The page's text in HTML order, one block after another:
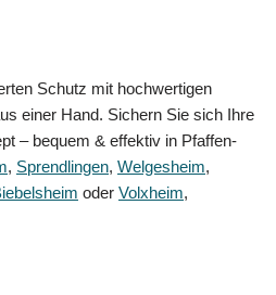
Schutz mit hochwertigen
einer Hand. Sichern Sie sich Ihre
– bequem & effektiv in Pfaffen-
, Sprendlingen, Welgesheim,
oder Volxheim,